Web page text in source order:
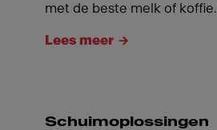
met de beste melk of koffie.
Lees meer
Schuimoplossingen